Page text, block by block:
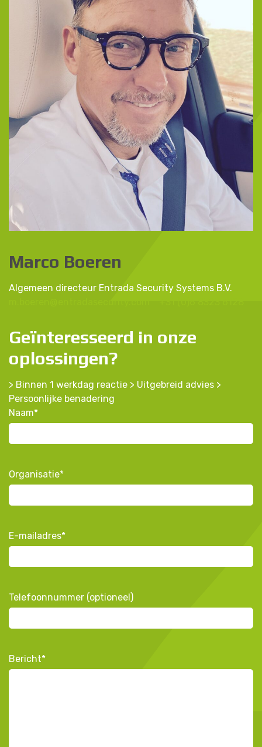
Marco Boeren
Algemeen directeur Entrada Security Systems B.V.
Geïnteresseerd in onze
oplossingen?
> Binnen 1 werkdag reactie > Uitgebreid advies >
Persoonlijke benadering
Naam*
Organisatie*
E-mailadres*
Telefoonnummer (optioneel)
Bericht*